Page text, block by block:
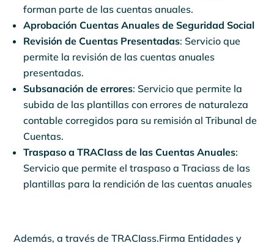
forman parte de las cuentas anuales.
Aprobación Cuentas Anuales de Seguridad Social
Revisión de Cuentas Presentadas: Servicio que
permite la revisión de las cuentas anuales
presentadas.
Subsanación de errores: Servicio que permite la
subida de las plantillas con errores de naturaleza
contable corregidos para su remisión al Tribunal de
Cuentas.
Traspaso a TRACIass de las Cuentas Anuales:
Servicio que permite el traspaso a Traciass de las
plantillas para la rendición de las cuentas anuales
Además, a través de TRACIass.Firma Entidades y